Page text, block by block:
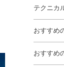
テクニカ
おすすめ
おすすめ